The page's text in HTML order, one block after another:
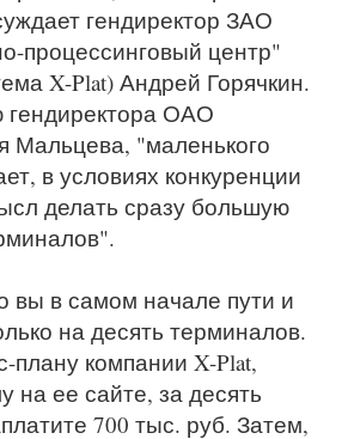
гендиректор ЗАО
процессинговый центр"
X-Plat) Андрей Горячкин.
ОАО
Мальцева, "маленького
в условиях конкуренции
делать сразу большую
вы в самом начале пути и
на десять терминалов.
плану компании X-Plat,
на ее сайте, за десять
700 тыс. руб. Затем,